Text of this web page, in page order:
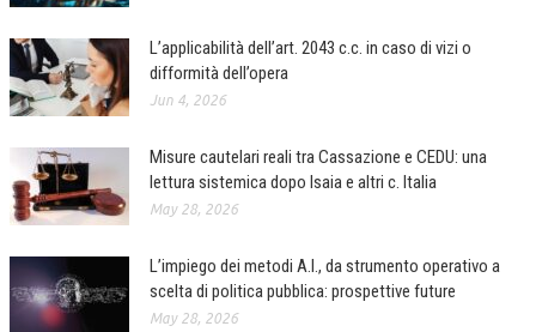
SVILUPPO SOSTENIBILE
PERSONA E CITTÀ
L’UMANISTA
DIRITTO
DIRITTO PENALE D’IMPRESA
DIRITTO DEL WEB
DIRITTO DELLE IMPRESE IN CRISI
L’applicabilità dell’art. 2043 c.c. in caso di vizi o
difformità dell’opera
Jun 4, 2026
Misure cautelari reali tra Cassazione e CEDU: una
lettura sistemica dopo Isaia e altri c. Italia
May 28, 2026
L’impiego dei metodi A.I., da strumento operativo a
scelta di politica pubblica: prospettive future
May 28, 2026